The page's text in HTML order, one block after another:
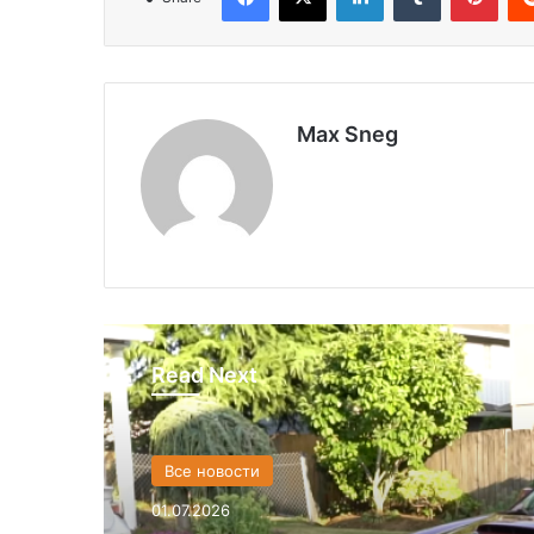
Max Sneg
Read Next
Все новости
01.07.2026